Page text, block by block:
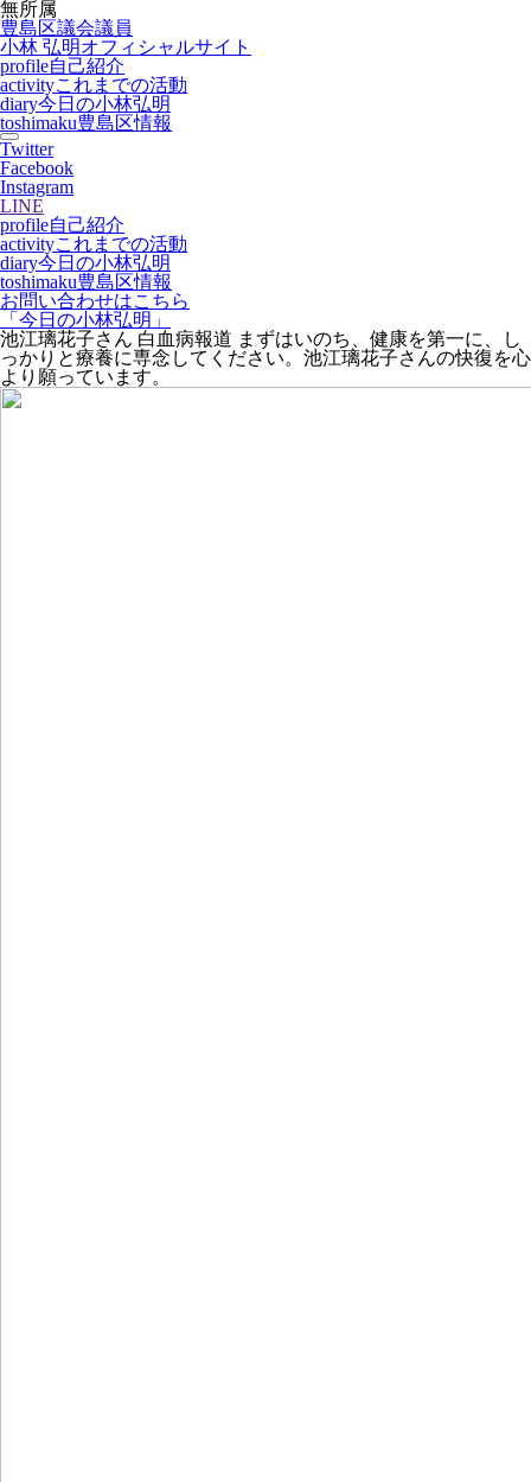
無所属
豊島区議会議員
小林 弘明オフィシャルサイト
profile自己紹介
activityこれまでの活動
diary今日の小林弘明
toshimaku豊島区情報
Twitter
Facebook
Instagram
LINE
profile自己紹介
activityこれまでの活動
diary今日の小林弘明
toshimaku豊島区情報
お問い合わせはこちら
「今日の小林弘明」
池江璃花子さん 白血病報道 まずはいのち、健康を第一に、し
っかりと療養に専念してください。池江璃花子さんの快復を心
より願っています。